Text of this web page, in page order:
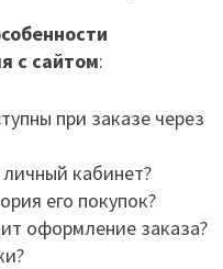
с сайтом:
при заказе через
кабинет?
его покупок?
оформление заказа?